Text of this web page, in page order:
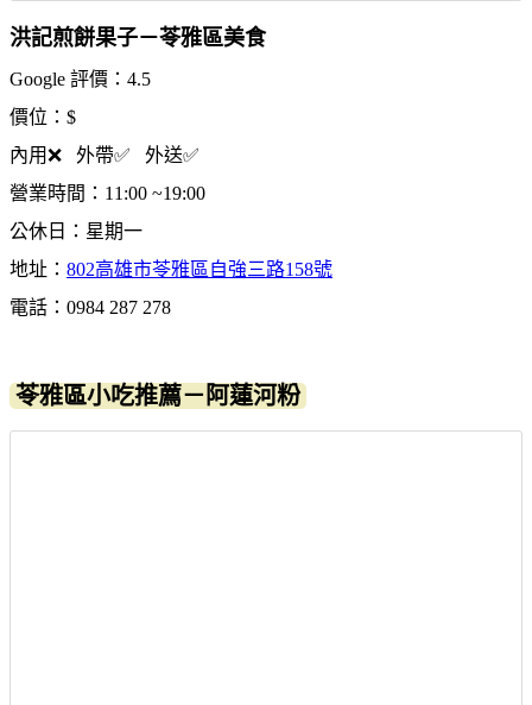
洪記煎餅果子－苓雅區美食
Google 評價：4.5
價位：$
內用❌ 外帶✅ 外送✅
營業時間：11:00 ~19:00
公休日：星期一
地址： 802高雄市苓雅區自強三路158號
電話：0984 287 278
苓雅區小吃推薦－阿蓮河粉